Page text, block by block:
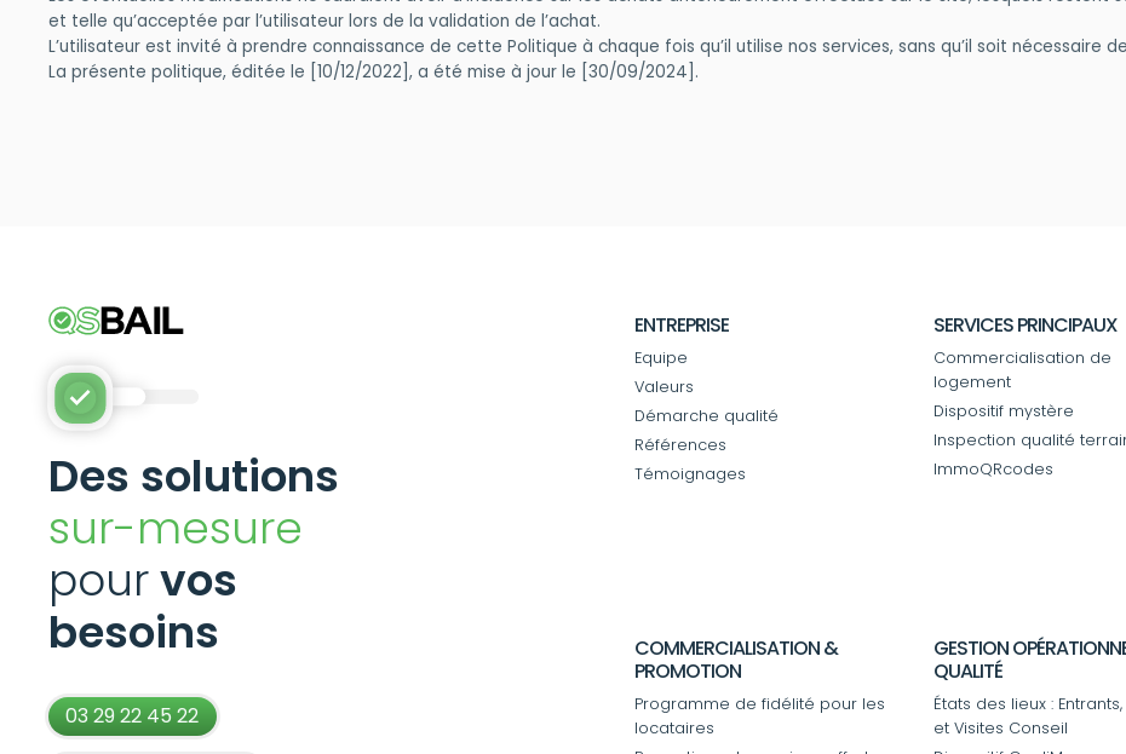
et telle qu’acceptée par l’utilisateur lors de la validation de l’achat.
L’utilisateur est invité à prendre connaissance de cette Politique à chaque fois qu’il utilise nos services, sans qu’il soit nécessaire
La présente politique, éditée le [10/12/2022], a été mise à jour le [30/09/2024].
Des solutions
sur-mesure
pourvos
besoins
03 29 22 45 22
ENTREPRISE
Equipe
Valeurs
Démarche qualité
Références
Témoignages
SERVICES PRINCIPAUX
Commercialisation de
logement
Dispositif mystère
Inspection qualité
ImmoQRcodes
COMMERCIALISATION &
PROMOTION
Programme de fidélité pour les
locataires
GESTION
QUALITÉ
États des lieux :
et Visites Conseil